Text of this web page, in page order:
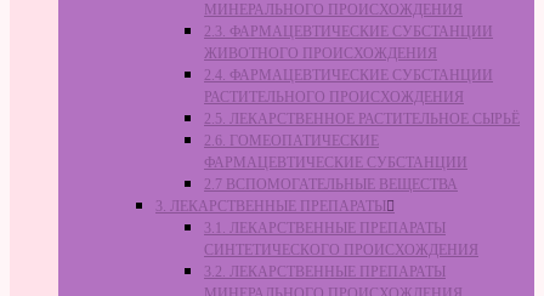
МИНЕРАЛЬНОГО ПРОИСХОЖДЕНИЯ
2.3. ФАРМАЦЕВТИЧЕСКИЕ СУБСТАНЦИИ
ЖИВОТНОГО ПРОИСХОЖДЕНИЯ
2.4. ФАРМАЦЕВТИЧЕСКИЕ СУБСТАНЦИИ
РАСТИТЕЛЬНОГО ПРОИСХОЖДЕНИЯ
2.5. ЛЕКАРСТВЕННОЕ РАСТИТЕЛЬНОЕ СЫРЬЁ
2.6. ГОМЕОПАТИЧЕСКИЕ
ФАРМАЦЕВТИЧЕСКИЕ СУБСТАНЦИИ
2.7 ВСПОМОГАТЕЛЬНЫЕ ВЕЩЕСТВА
3. ЛЕКАРСТВЕННЫЕ ПРЕПАРАТЫ
3.1. ЛЕКАРСТВЕННЫЕ ПРЕПАРАТЫ
СИНТЕТИЧЕСКОГО ПРОИСХОЖДЕНИЯ
3.2. ЛЕКАРСТВЕННЫЕ ПРЕПАРАТЫ